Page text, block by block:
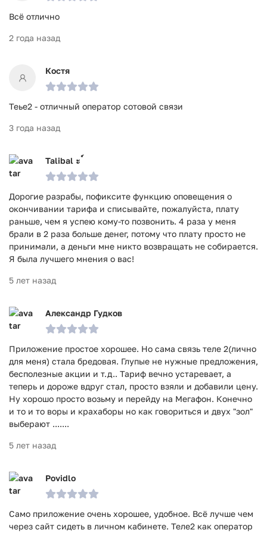
Всё отлично
2 года назад
Костя
Теье2 - отличный оператор сотовой связи
3 года назад
Talibal ะ ์
Дорогие разрабы, пофиксите функцию оповещения о
окончивании тарифа и списывайте, пожалуйста, плату
раньше, чем я успею кому-то позвонить. 4 раза у меня
брали в 2 раза больше денег, потому что плату просто не
принимали, а деньги мне никто возвращать не собирается.
Я была лучшего мнения о вас!
5 лет назад
Александр Гудков
Приложение простое хорошее. Но сама связь теле 2(лично
для меня) стала бредовая. Глупые не нужные предложения,
бесполезные акции и т.д.. Тариф вечно устаревает, а
теперь и дороже вдруг стал, просто взяли и добавили цену.
Ну хорошо просто возьму и перейду на Мегафон. Конечно
и то и то воры и крахаборы но как говориться и двух "зол"
выберают .......
5 лет назад
Povidlo
Само приложение очень хорошее, удобное. Всë лучше чем
через сайт сидеть в личном кабинете. Теле2 как оператор